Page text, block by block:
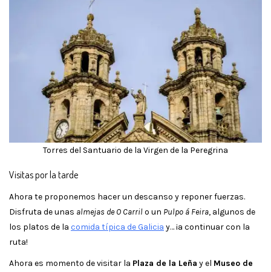
Torres del Santuario de la Virgen de la Peregrina
Visitas por la tarde
Ahora te proponemos hacer un descanso y reponer fuerzas.
Disfruta de unas almejas de O Carrilo un Pulpo á Feira, algunos de
los platos de la comida típica de Galicia y… ¡a continuar con la
ruta!
Ahora es momento de visitar la Plaza de la Leña y el Museo de